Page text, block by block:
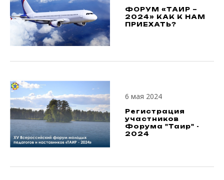
ФОРУМ «ТАИР –
2024» КАК К НАМ
ПРИЕХАТЬ?
6 мая 2024
Регистрация
участников
Форума "Таир" -
2024